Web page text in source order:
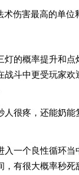
伤害最高的单位
的概率提升和
斗中更受玩家
很疼，还能奶
一个良性循环
有很大概率秒